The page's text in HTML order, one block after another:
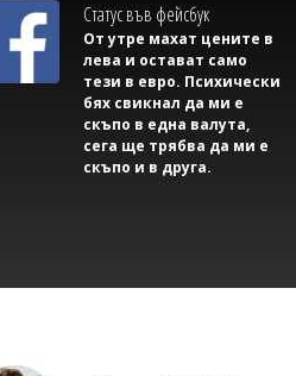
07/08/2026, Петък 18:31
Статус във фейсбук
От утре махат цените в
лева и остават само
тези в евро. Психически
бях свикнал да ми е
скъпо в една валута,
сега ще трябва да ми е
скъпо и в друга.